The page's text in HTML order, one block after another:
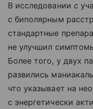
В исследовании с
с биполярным
стандартные
не улучшил
Более того, у двух
развились
что указывает на
с энергетически